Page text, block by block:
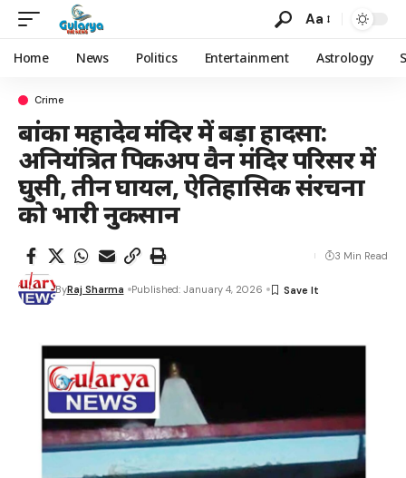
Aa
Home News Politics Entertainment Astrology
Crime
बांका महादेव मंदिर में बड़ा हादसा:
अनियंत्रित पिकअप वैन मंदिर परिसर में
घुसी, तीन घायल, ऐतिहासिक संरचना
को भारी नुकसान
ByRaj Sharma Published: January 4, 2026
3 Min Read